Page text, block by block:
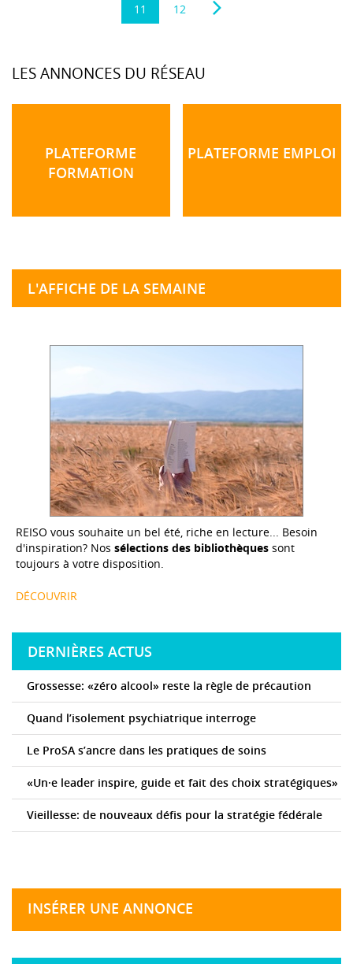
11 12
LES ANNONCES DU RÉSEAU
PLATEFORME
FORMATION
PLATEFORME EMPLOI
L'AFFICHE DE LA SEMAINE
REISO vous souhaite un bel été, riche en lecture... Besoin
d'inspiration? Nos sélections des bibliothèques sont
toujours à votre disposition.
DÉCOUVRIR
DERNIÈRES ACTUS
Grossesse: «zéro alcool» reste la règle de précaution
Quand l’isolement psychiatrique interroge
Le ProSA s’ancre dans les pratiques de soins
«Un·e leader inspire, guide et fait des choix stratégiques»
Vieillesse: de nouveaux défis pour la stratégie fédérale
INSÉRER UNE ANNONCE